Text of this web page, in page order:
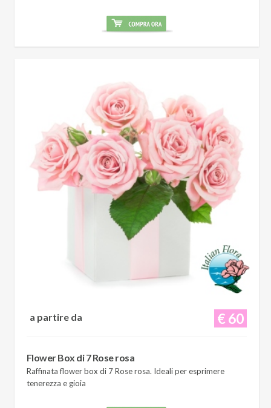
€ 60
a partire da
Flower Box di 7 Rose rosa
Raffinata flower box di 7 Rose rosa. Ideali per esprimere
tenerezza e gioia